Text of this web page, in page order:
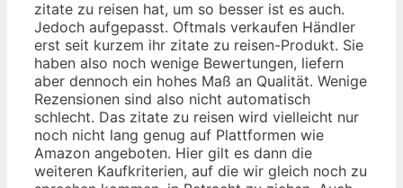
zitate zu reisen hat, um so besser ist es auch.
Jedoch aufgepasst. Oftmals verkaufen Händler
erst seit kurzem ihr zitate zu reisen-Produkt. Sie
haben also noch wenige Bewertungen, liefern
aber dennoch ein hohes Maß an Qualität. Wenige
Rezensionen sind also nicht automatisch
schlecht. Das zitate zu reisen wird vielleicht nur
noch nicht lang genug auf Plattformen wie
Amazon angeboten. Hier gilt es dann die
weiteren Kaufkriterien, auf die wir gleich noch zu